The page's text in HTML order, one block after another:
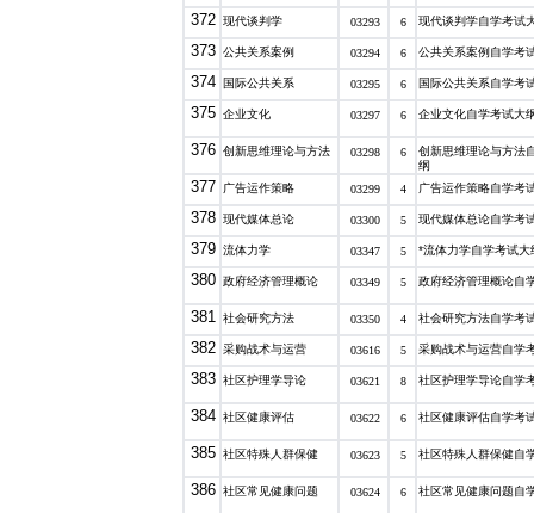
372 现代谈判学 03293 6 现代谈判学自学考试
373 公共关系案例 03294 6 公共关系案例自学考
374 国际公共关系 03295 6 国际公共关系自学考
375 企业文化 03297 6 企业文化自学考试大
376 创新思维理论与方法 03298 6
创新思维理论与方法
纲
377 广告运作策略 03299 4 广告运作策略自学考
378 现代媒体总论 03300 5 现代媒体总论自学考
379 流体力学 03347 5 *流体力学自学考试大
380 政府经济管理概论 03349 5 政府经济管理概论自
381 社会研究方法 03350 4 社会研究方法自学考
382 采购战术与运营 03616 5 采购战术与运营自学
383 社区护理学导论 03621 8 社区护理学导论自学
384 社区健康评估 03622 6 社区健康评估自学考
385 社区特殊人群保健 03623 5 社区特殊人群保健自
386 社区常见健康问题 03624 6 社区常见健康问题自